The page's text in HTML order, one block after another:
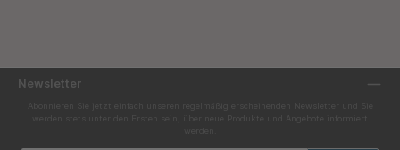
Newsletter
Abonnieren Sie jetzt einfach unseren regelmäßig erscheinenden Newsletter und Sie
werden stets unter den Ersten sein, über neue Produkte und Angebote informiert
werden.